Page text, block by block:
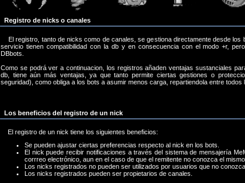
Registro de nicks o canales
El registro, tanto de nicks como de canales, se gestiona directamente desde los
servicio tienen compatibilidad con la db y en consecuencia con el modo +r,
DBbots.
Como se podrá ver a continuacion, los registros añaden ventajas sustanciales
db, tiene aún más ventajas, ya que tanto permite ciertas gestiones o
seguridad), como obliga a los bots a asumir menos carga, repartiendola entre todos
Los beneficios del registro de un nick
El registro de un nick tiene los siguientes beneficios:
Se pueden ajustar ciertas preferencias respecto al nick en los bots.
El nick puede recibir notificaciones a través del sistema de mensajería
corrreo electrónico, aun en el caso de que el remitente no conozca el
Los nicks registrados no pueden ser utilizados por usuarios que no
Los nicks registrados pueden ser propietarios de canales.